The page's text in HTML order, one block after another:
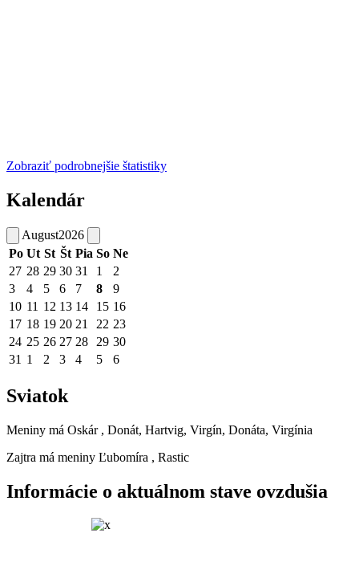
Zobraziť podrobnejšie štatistiky
Kalendár
August2026
Po Ut St Št Pia So Ne
27 28 29 30 31 1
2
3
4 5 6 7 8
9
10 11 12 13 14 15 16
17 18 19 20 21 22 23
24 25 26 27 28 29 30
31 1 2 3 4 5 6
Sviatok
Meniny má Oskár , Donát, Hartvig, Virgín, Donáta, Virgínia
Zajtra má meniny Ľubomíra , Rastic
Informácie o aktuálnom stave ovzdušia